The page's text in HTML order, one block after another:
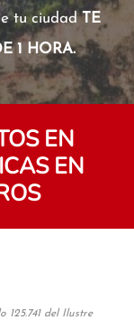
tu ciudadTE
1 HORA.
EN
EN
125.741 del Ilustre